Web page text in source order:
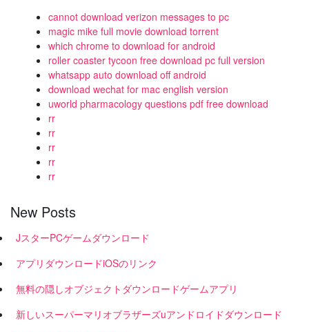
cannot download verizon messages to pc
magic mike full movie download torrent
which chrome to download for android
roller coaster tycoon free download pc full version
whatsapp auto download off android
download wechat for mac english version
uworld pharmacology questions pdf free download
rr
rr
rr
rr
rr
New Posts
JスターPCゲームダウンロード
アプリダウンロードiOSのリンク
無料の隠しオブジェクトダウンロードゲームアプリ
新しいスーパーマリオブラザーズuアンドロイドダウンロード